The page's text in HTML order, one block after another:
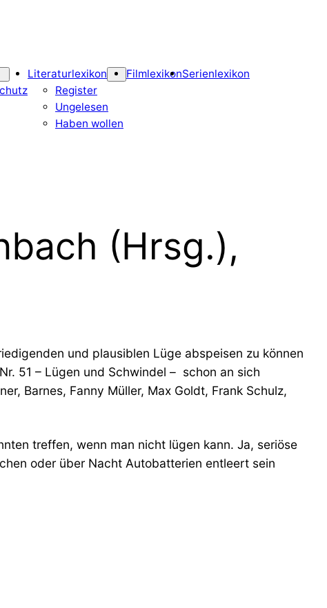
Literaturlexikon
Register
Ungelesen
Haben wollen
FilmlexikonSerienlexikon
(Hrsg.),
und plausiblen Lüge abspeisen zu können
51 – Lügen und Schwindel – schon an sich
Barnes, Fanny Müller, Max Goldt, Frank Schulz,
treffen, wenn man nicht lügen kann. Ja, seriöse
oder über Nacht Autobatterien entleert sein